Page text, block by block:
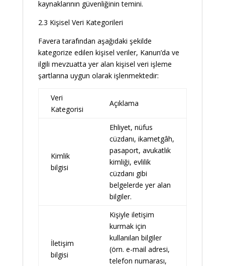
kaynaklarının güvenliğinin temini.
2.3 Kişisel Veri Kategorileri
Favera tarafından aşağıdaki şekilde
kategorize edilen kişisel veriler, Kanun’da ve
ilgili mevzuatta yer alan kişisel veri işleme
şartlarına uygun olarak işlenmektedir:
Veri
Kategorisi
Açıklama
Kimlik
bilgisi
Ehliyet, nüfus
cüzdanı, ikametgâh,
pasaport, avukatlık
kimliği, evlilik
cüzdanı gibi
belgelerde yer alan
bilgiler.
İletişim
bilgisi
Kişiyle iletişim
kurmak için
kullanılan bilgiler
(örn. e-mail adresi,
telefon numarası,